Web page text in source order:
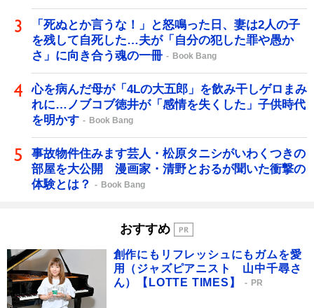
「死ぬとか言うな！」と怒鳴った日、妻は2人の子
を残して自死した…夫が「自分の犯した罪や愚か
さ」に向き合う魂の一冊
Book Bang
心を病んだ母が「4Lの大五郎」を飲み干しゲロまみ
れに…ノブコブ徳井が「感情を失くした」子供時代
を明かす
Book Bang
事故物件住みます芸人・松原タニシがいわくつきの
部屋を大公開 漫画家・清野とおるが聞いた衝撃の
体験とは？
Book Bang
おすすめ
創作にもリフレッシュにもガムを愛
用（ジャズピアニスト 山中千尋さ
ん）【LOTTE TIMES】
PR